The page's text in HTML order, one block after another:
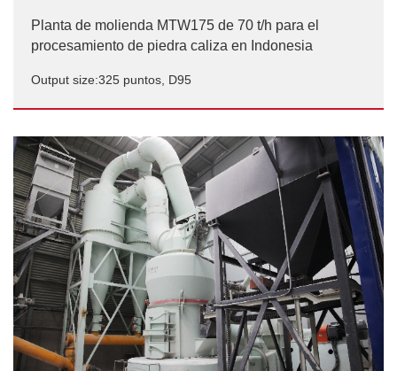
Planta de molienda MTW175 de 70 t/h para el
procesamiento de piedra caliza en Indonesia
Output size:325 puntos, D95
Planta de molienda MTW175 de 70 t/h para el
procesamiento de piedra caliza en Indonesia
Output size:325 puntos, D95/p>